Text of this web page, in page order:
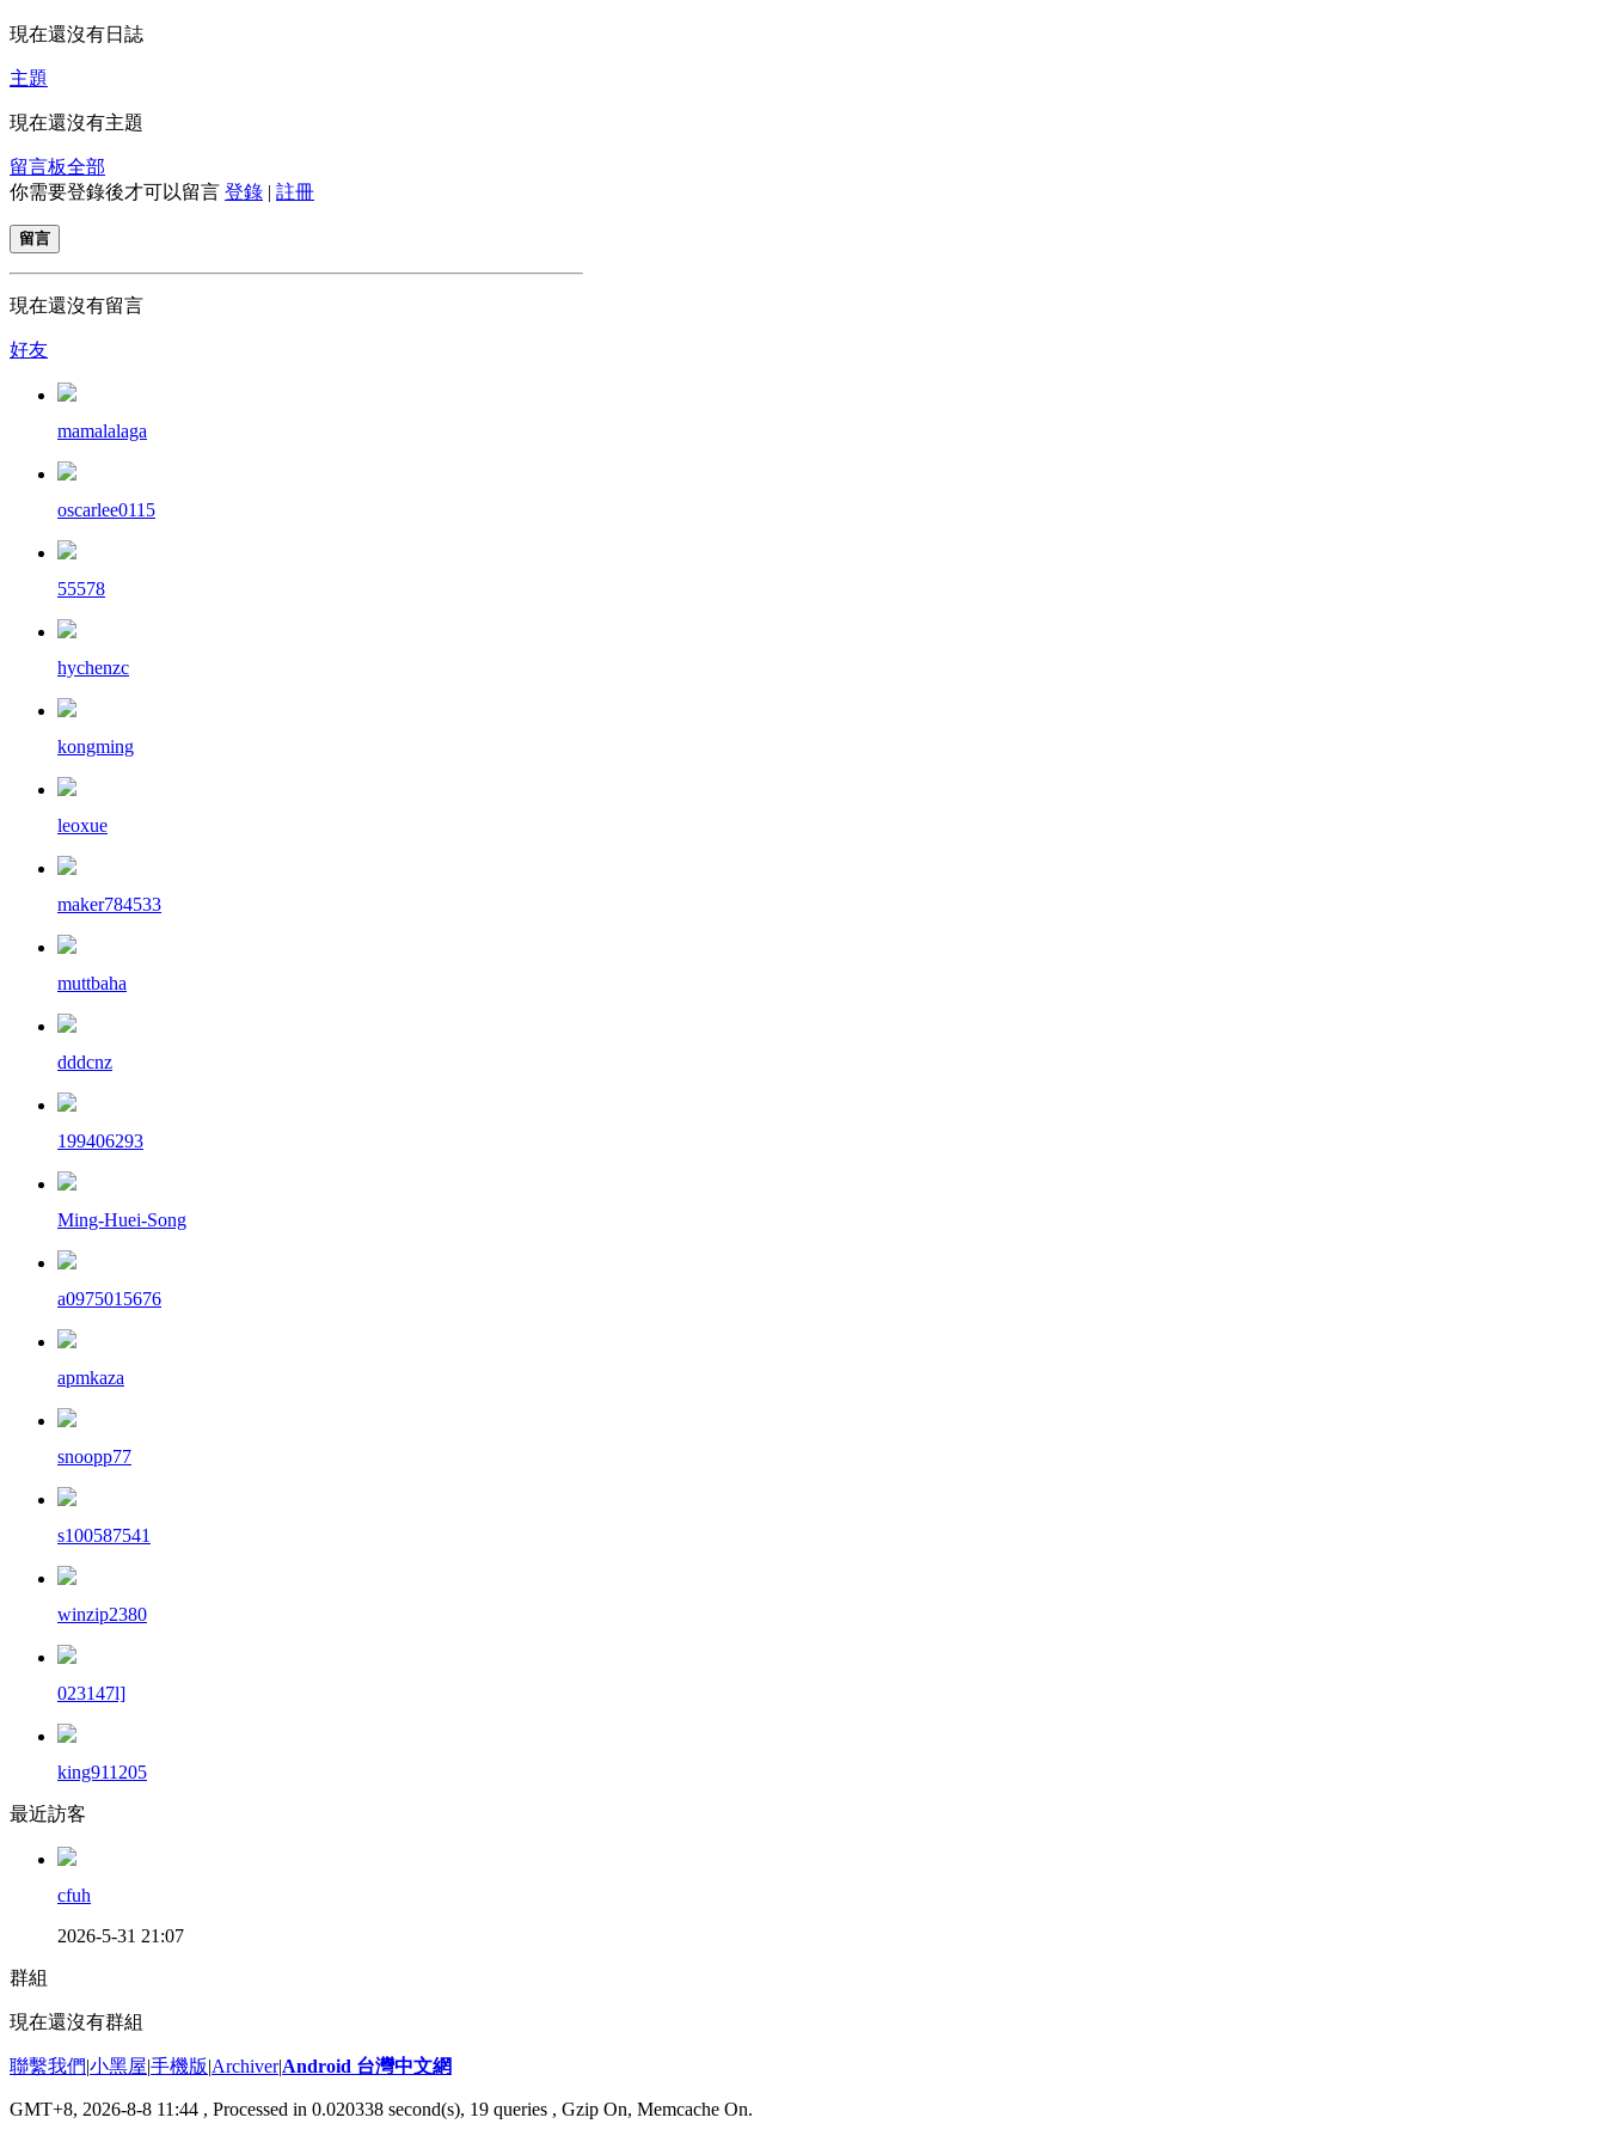
現在還沒有日誌
主題
現在還沒有主題
留言板全部
你需要登錄後才可以留言 登錄 | 註冊
留言
現在還沒有留言
好友
mamalalaga
oscarlee0115
55578
hychenzc
kongming
leoxue
maker784533
muttbaha
dddcnz
199406293
Ming-Huei-Song
a0975015676
apmkaza
snoopp77
s100587541
winzip2380
023147l]
king911205
最近訪客
cfuh
2026-5-31 21:07
群組
現在還沒有群組
聯繫我們|小黑屋|手機版|Archiver|Android 台灣中文網
GMT+8, 2026-8-8 11:44 , Processed in 0.020338 second(s), 19 queries , Gzip On, Memcache On.